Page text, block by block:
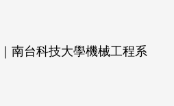
南台科技大學機械工程系